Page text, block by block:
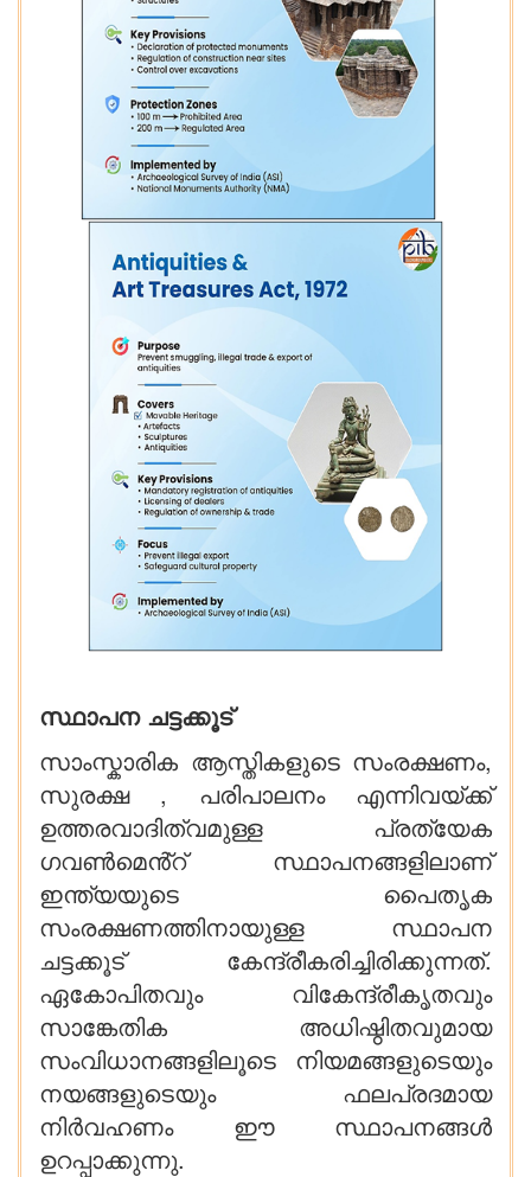
സ്ഥാപന ചട്ടക്കൂട്
സാംസ്കാരിക ആസ്തികളുടെ സംരക്ഷണം,
സുരക്ഷ , പരിപാലനം എന്നിവയ്ക്ക്
ഉത്തരവാദിത്വമുള്ള പ്രത്യേക
ഗവൺമെൻ്റ് സ്ഥാപനങ്ങളിലാണ്
ഇന്ത്യയുടെ പൈതൃക
സംരക്ഷണത്തിനായുള്ള സ്ഥാപന
ചട്ടക്കൂട് കേന്ദ്രീകരിച്ചിരിക്കുന്നത്.
ഏകോപിതവും വികേന്ദ്രീകൃതവും
സാങ്കേതിക അധിഷ്ഠിതവുമായ
സംവിധാനങ്ങളിലൂടെ നിയമങ്ങളുടെയും
നയങ്ങളുടെയും ഫലപ്രദമായ
നിർവഹണം ഈ സ്ഥാപനങ്ങൾ
ഉറപ്പാക്കുന്നു.